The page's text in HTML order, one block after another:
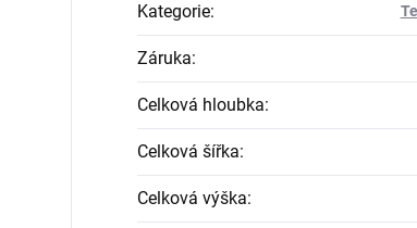
Kategorie:
Záruka:
Celková hloubka:
Celková šířka:
Celková výška: